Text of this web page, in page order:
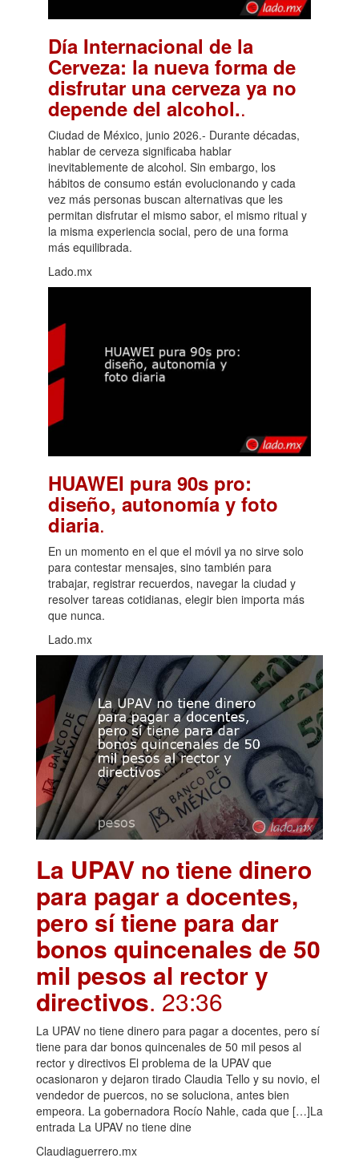
Día Internacional de la
Cerveza: la nueva forma de
disfrutar una cerveza ya no
depende del alcohol..
Ciudad de México, junio 2026.- Durante décadas,
hablar de cerveza significaba hablar
inevitablemente de alcohol. Sin embargo, los
hábitos de consumo están evolucionando y cada
vez más personas buscan alternativas que les
permitan disfrutar el mismo sabor, el mismo ritual y
la misma experiencia social, pero de una forma
más equilibrada.
Lado.mx
HUAWEI pura 90s pro:
diseño, autonomía y foto
diaria.
En un momento en el que el móvil ya no sirve solo
para contestar mensajes, sino también para
trabajar, registrar recuerdos, navegar la ciudad y
resolver tareas cotidianas, elegir bien importa más
que nunca.
Lado.mx
La UPAV no tiene dinero
para pagar a docentes,
pero sí tiene para dar
bonos quincenales de 50
mil pesos al rector y
directivos. 23:36
La UPAV no tiene dinero para pagar a docentes, pero sí
tiene para dar bonos quincenales de 50 mil pesos al
rector y directivos El problema de la UPAV que
ocasionaron y dejaron tirado Claudia Tello y su novio, el
vendedor de puercos, no se soluciona, antes bien
empeora. La gobernadora Rocío Nahle, cada que […]La
entrada La UPAV no tiene dine
Claudiaguerrero.mx